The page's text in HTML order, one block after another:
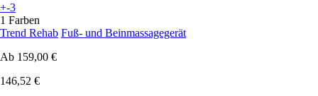
+-3
1 Farben
Trend Rehab Fuß- und Beinmassagegerät
Ab 159,00 €
146,52 €